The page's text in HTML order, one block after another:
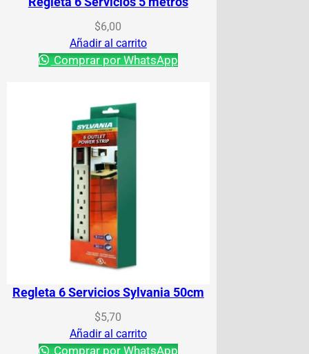
$6,00
Añadir al carrito
Comprar por WhatsApp
Regleta 6 Servicios Sylvania 50cm
$5,70
Añadir al carrito
Comprar por WhatsApp